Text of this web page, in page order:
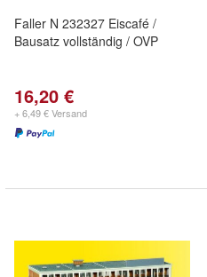
Faller N 232327 Eiscafé /
Bausatz vollständig / OVP
16,20 €
+ 6,49 € Versand